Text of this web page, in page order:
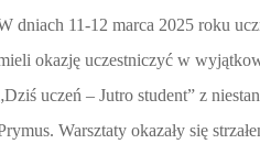
dniach 11-12 marca 2025 roku
okazję uczestniczyć w
uczeń – Jutro student” z
Warsztaty okazały się